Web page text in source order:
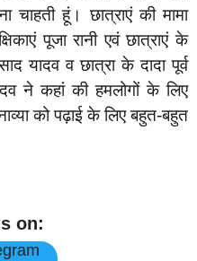
हूं। छात्राएं की मामा
पूजा रानी एवं छात्राएं के
यादव व छात्रा के दादा पूर्व
ने कहां की हमलोगों के लिए
को पढ़ाई के लिए बहुत-बहुत
on: